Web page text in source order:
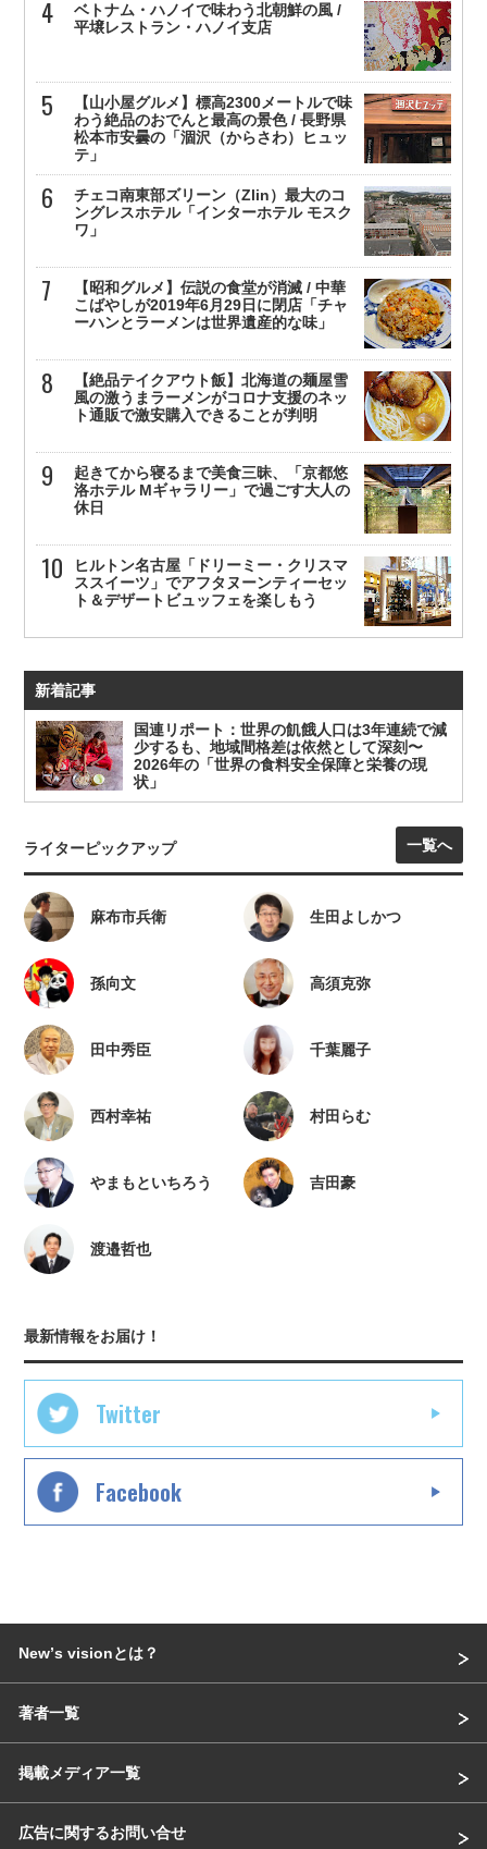
ベトナム・ハノイで味わう北朝鮮の風 /
平壌レストラン・ハノイ支店
【山小屋グルメ】標高2300メートルで味
わう絶品のおでんと最高の景色 / 長野県
松本市安曇の「涸沢（からさわ）ヒュッ
テ」
チェコ南東部ズリーン（Zlin）最大のコ
ングレスホテル「インターホテル モスク
ワ」
【昭和グルメ】伝説の食堂が消滅 / 中華
こばやしが2019年6月29日に閉店「チャ
ーハンとラーメンは世界遺産的な味」
【絶品テイクアウト飯】北海道の麺屋雪
風の激うまラーメンがコロナ支援のネッ
ト通販で激安購入できることが判明
起きてから寝るまで美食三昧、「京都悠
洛ホテル Mギャラリー」で過ごす大人の
休日
ヒルトン名古屋「ドリーミー・クリスマ
ススイーツ」でアフタヌーンティーセッ
ト＆デザートビュッフェを楽しもう
新着記事
国連リポート：世界の飢餓人口は3年連続で減
少するも、地域間格差は依然として深刻〜
2026年の「世界の食料安全保障と栄養の現
状」
ライターピックアップ 一覧へ
麻布市兵衛 生田よしかつ
孫向文 高須克弥
田中秀臣 千葉麗子
西村幸祐 村田らむ
やまもといちろう 吉田豪
渡邉哲也
最新情報をお届け！
Twitter
Facebook
Newʼs visionとは？
著者一覧
掲載メディア一覧
広告に関するお問い合せ